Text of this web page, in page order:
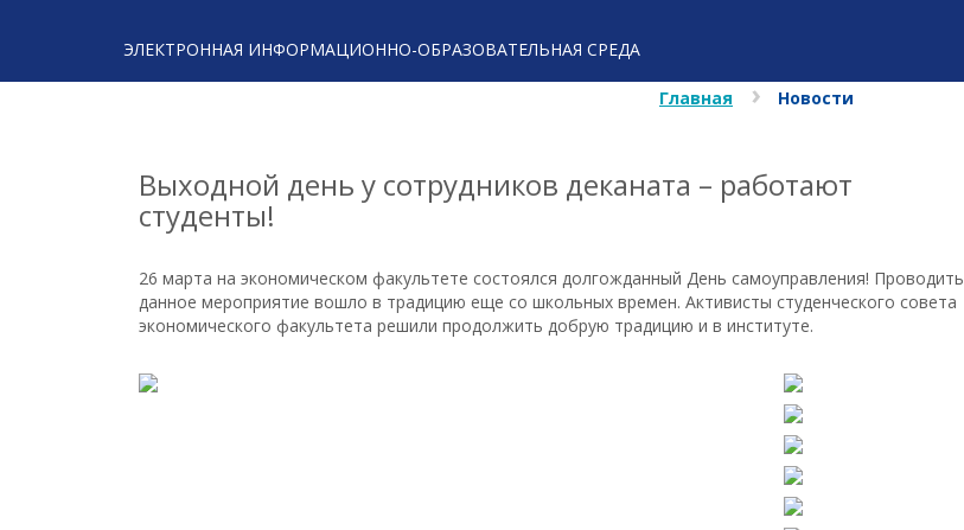
ЭЛЕКТРОННАЯ ИНФОРМАЦИОННО-ОБРАЗОВАТЕЛЬНАЯ СРЕДА
Главная Новости
Выходной день у сотрудников деканата – работают
студенты!
26 марта на экономическом факультете состоялся долгожданный День самоуправления! Проводить
данное мероприятие вошло в традицию еще со школьных времен. Активисты студенческого совета
экономического факультета решили продолжить добрую традицию и в институте.